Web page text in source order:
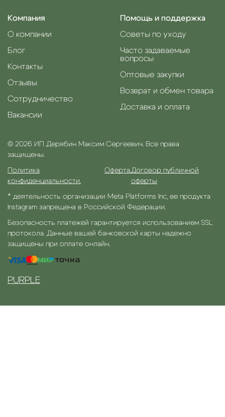
Компания
О компании
Блог
Контакты
Отзывы
Сотрудничество
Вакансии
Помощь и поддержка
Советы по уходу
Часто задаваемые
вопросы
Оптовые закупки
Возврат и обмен товара
Доставка и оплата
© 2026 ИП Дерябин Максим Сергеевич. Все права
защищены.
Политика
конфиденциальности.
Оферта.Договор публичной
оферты
* деятельность организации Meta Platforms Inc, ее продукта
Instagram запрещена в Российской Федерации.
Безопасность платежей гарантируется использованием SSL
протокола. Данные вашей банковской карты надежно
защищены при оплате онлайн.
PURPLE